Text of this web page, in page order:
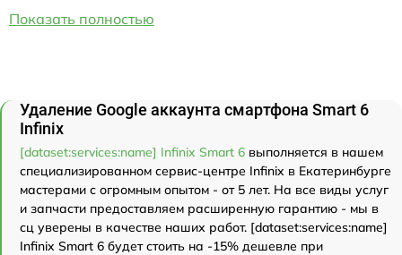
Показать полностью
Удаление Google аккаунта смартфона Smart 6
Infinix
[dataset:services:name] Infinix Smart 6 выполняется в нашем
специализированном сервис-центре Infinix в Екатеринбурге
мастерами с огромным опытом - от 5 лет. На все виды услуг
и запчасти предоставляем расширенную гарантию - мы в
сц уверены в качестве наших работ. [dataset:services:name]
Infinix Smart 6 будет стоить на -15% дешевле при